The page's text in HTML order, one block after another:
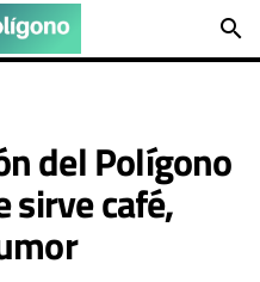
search
del Polígono
sirve café,